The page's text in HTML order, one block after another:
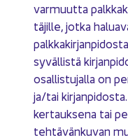
var­muut­ta
tä­jil­le, jotka
sy­väl­lis­tä
osal­lis­tu­jal­la on
ja/tai
ker­tauk­se­na tai
teh­tä­vän­ku­van